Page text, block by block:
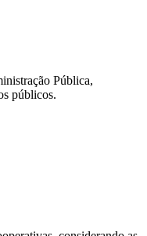
Pública,
públicos.